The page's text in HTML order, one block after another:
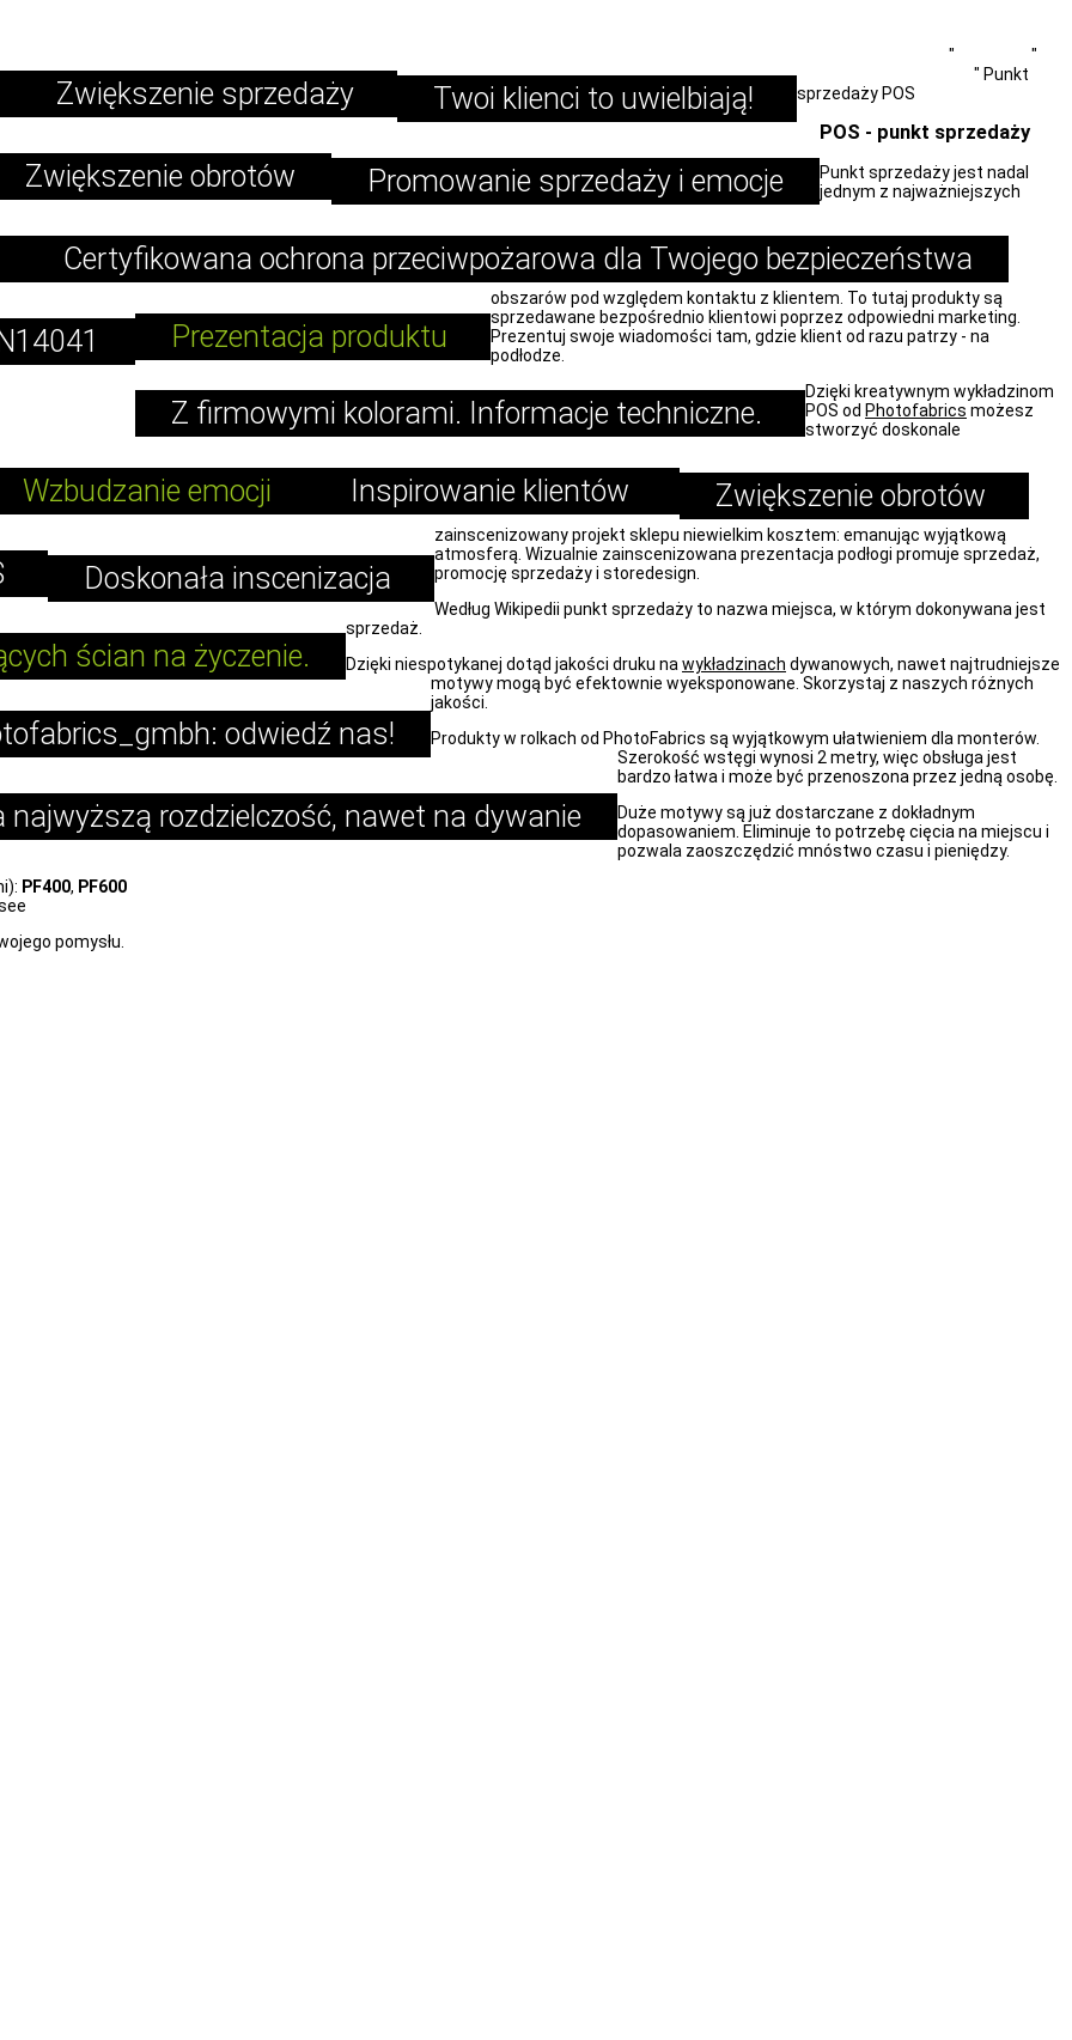
Zwiększenie sprzedaży Twoi klienci to uwielbiają!
Zwiększenie obrotów Promowanie sprzedaży i emocje
Certyfikowana ochrona przeciwpożarowa dla Twojego bezpieczeństwa
Prezentacja produktu
Z firmowymi kolorami. Informacje techniczne.
Wzbudzanie emocji Inspirowanie klientów Zwiększenie obrotów
Doskonała inscenizacja
ścian na życzenie.
odwiedź nas!
najwyższą rozdzielczość, nawet na dywanie
"
"
" Punkt
sprzedaży POS
POS - punkt sprzedaży
Punkt sprzedaży jest nadal
jednym z najważniejszych
obszarów pod względem kontaktu z klientem. To tutaj produkty są
sprzedawane bezpośrednio klientowi poprzez odpowiedni marketing.
Prezentuj swoje wiadomości tam, gdzie klient od razu patrzy - na
podłodze.
Dzięki kreatywnym wykładzinom
POS od Photofabrics możesz
stworzyć doskonale
zainscenizowany projekt sklepu niewielkim kosztem: emanując wyjątkową
atmosferą. Wizualnie zainscenizowana prezentacja podłogi promuje sprzedaż,
promocję sprzedaży i storedesign.
Według Wikipedii punkt sprzedaży to nazwa miejsca, w którym dokonywana jest
sprzedaż.
Dzięki niespotykanej dotąd jakości druku nawykładzinach dywanowych, nawet najtrudniejsze
motywy mogą być efektownie wyeksponowane. Skorzystaj z naszych różnych
jakości.
Produkty w rolkach od PhotoFabrics są wyjątkowym ułatwieniem dla monterów.
Szerokość wstęgi wynosi 2 metry, więc obsługa jest
bardzo łatwa i może być przenoszona przez jedną osobę.
Duże motywy są już dostarczane z dokładnym
dopasowaniem. Eliminuje to potrzebę cięcia na miejscu i
pozwala zaoszczędzić mnóstwo czasu i pieniędzy.
PF400, PF600
pomysłu.